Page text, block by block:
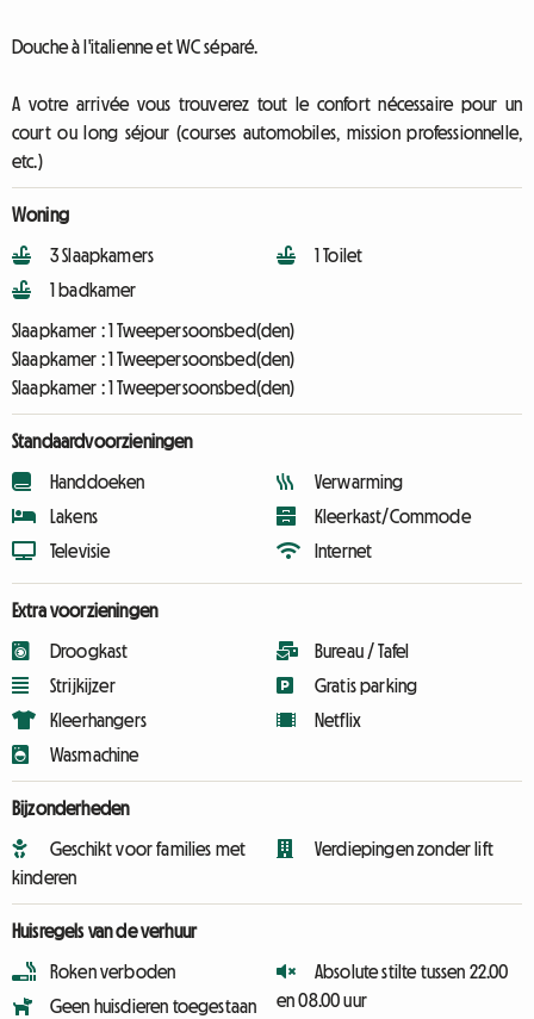
Douche à l'italienne et WC séparé.
A votre arrivée vous trouverez tout le confort nécessaire pour un
court ou long séjour (courses automobiles, mission professionnelle,
etc.)
Woning
3 Slaapkamers
1 badkamer
1 Toilet
Slaapkamer :1 Tweepersoonsbed(den)
Slaapkamer :1 Tweepersoonsbed(den)
Slaapkamer :1 Tweepersoonsbed(den)
Standaardvoorzieningen
Handdoeken
Lakens
Televisie
Verwarming
Kleerkast/Commode
Internet
Extra voorzieningen
Droogkast
Strijkijzer
Kleerhangers
Wasmachine
Bureau / Tafel
Gratis parking
Netflix
Bijzonderheden
Geschikt voor families met
kinderen
Verdiepingen zonder lift
Huisregels van de verhuur
Roken verboden
Geen huisdieren toegestaan
Absolute stilte tussen 22.00
en 08.00 uur